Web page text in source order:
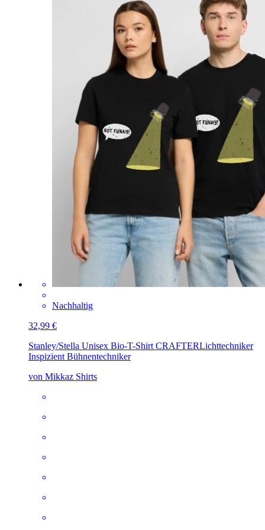
Nachhaltig
32,99 €
Stanley/Stella Unisex Bio-T-Shirt CRAFTERLichttechniker
Inspizient Bühnentechniker
von Mikkaz Shirts